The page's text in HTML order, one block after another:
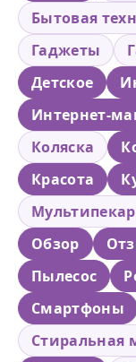
Бытовая
Гаджеты
Детское
Интернет-
Коляска
Красота
Обзор
Пылесос
Смартфоны
Стиральная